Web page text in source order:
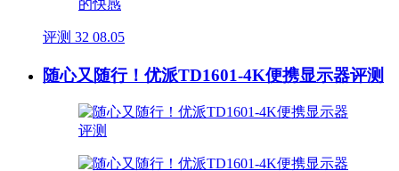
评测 32 08.05
随心又随行！优派TD1601-4K便携显示器评测